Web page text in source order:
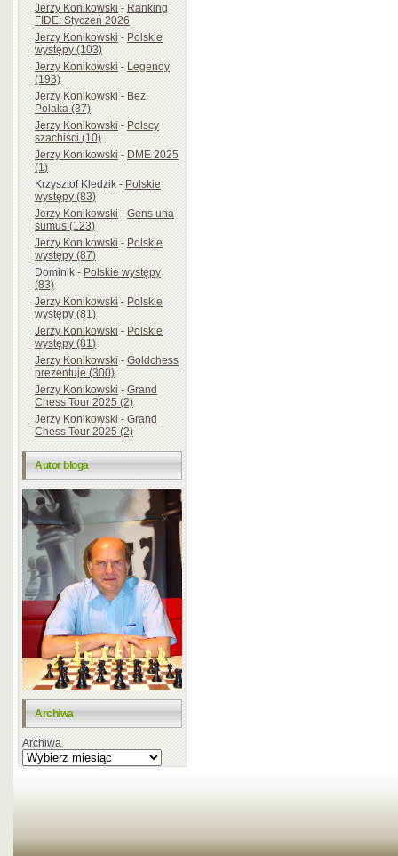
Jerzy Konikowski-Ranking
FIDE: Styczeń 2026
Jerzy Konikowski-Polskie
występy (103)
Jerzy Konikowski-Legendy
(193)
Jerzy Konikowski-Bez
Polaka (37)
Jerzy Konikowski-Polscy
szachiści (10)
Jerzy Konikowski-DME 2025
(1)
Krzysztof Kledzik-Polskie
występy (83)
Jerzy Konikowski-Gens una
sumus (123)
Jerzy Konikowski-Polskie
występy (87)
Dominik-Polskie występy
(83)
Jerzy Konikowski-Polskie
występy (81)
Jerzy Konikowski-Polskie
występy (81)
Jerzy Konikowski-Goldchess
prezentuje (300)
Jerzy Konikowski-Grand
Chess Tour 2025 (2)
Jerzy Konikowski-Grand
Chess Tour 2025 (2)
Autor bloga
Archiwa
Archiwa